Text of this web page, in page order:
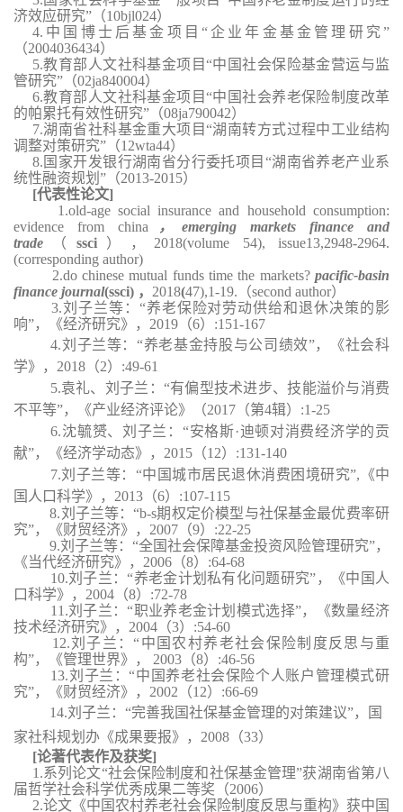
济效应研究”（10bjl024）
4.中国博士后基金项目“企业年金基金管理研究”
（2004036434）
5.教育部人文社科基金项目“中国社会保险基金营运与监
管研究”（02ja840004）
6.教育部人文社科基金项目“中国社会养老保险制度改革
的帕累托有效性研究”（08ja790042）
7.湖南省社科基金重大项目“湖南转方式过程中工业结构
调整对策研究”（12wta44）
8.国家开发银行湖南省分行委托项目“湖南省养老产业系
统性融资规划”（2013-2015）
[代表性论文]
1.old-age social insurance and household consumption:
evidence from china ，emerging markets finance and
trade （ ssci），2018(volume 54), issue13,2948-2964.
(corresponding author)
2.do chinese mutual funds time the markets? pacific-basin
finance journal(ssci) ， 2018(47),1-19.（second author）
3.刘子兰等：“养老保险对劳动供给和退休决策的影
响”，《经济研究》，2019（6）:151-167
4.刘子兰等：“养老基金持股与公司绩效”，《社会科
学》，2018（2）:49-61
5.袁礼、刘子兰：“有偏型技术进步、技能溢价与消费
不平等”，《产业经济评论》（2017（第4辑）:1-25
6.沈毓赟、刘子兰：“安格斯·迪顿对消费经济学的贡
献”，《经济学动态》，2015（12）:131-140
7.刘子兰等：“中国城市居民退休消费困境研究”,《中
国人口科学》，2013（6）:107-115
8.刘子兰等：“b-s期权定价模型与社保基金最优费率研
究”，《财贸经济》，2007（9）:22-25
9.刘子兰等：“全国社会保障基金投资风险管理研究”，
《当代经济研究》，2006（8）:64-68
10.刘子兰：“养老金计划私有化问题研究”，《中国人
口科学》，2004（8）:72-78
11.刘子兰：“职业养老金计划模式选择”，《数量经济
技术经济研究》，2004（3）:54-60
12.刘子兰：“中国农村养老社会保险制度反思与重
构”，《管理世界》， 2003（8）:46-56
13.刘子兰：“中国养老社会保险个人账户管理模式研
究”，《财贸经济》，2002（12）:66-69
14.刘子兰：“完善我国社保基金管理的对策建议”，国
家社科规划办《成果要报》，2008（33）
[论著代表作及获奖]
1.系列论文“社会保险制度和社保基金管理”获湖南省第八
届哲学社会科学优秀成果二等奖（2006）
2.论文《中国农村养老社会保险制度反思与重构》获中国